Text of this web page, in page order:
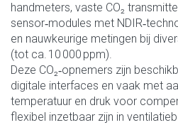
handmeters, vaste CO₂
sensor‑modules met
en nauwkeurige metingen bij
(tot ca. 10 000 ppm).
Deze CO₂‑opnemers zijn
digitale interfaces en vaak met
temperatuur en druk voor
flexibel inzetbaar zijn in